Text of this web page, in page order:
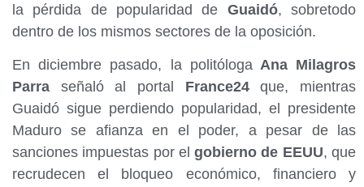
la pérdida de popularidad de Guaidó, sobretodo
dentro de los mismos sectores de la oposición.
En diciembre pasado, la politólogaAna Milagros
Parra señaló al portal France24que, mientras
Guaidó sigue perdiendo popularidad, el presidente
Maduro se afianza en el poder, a pesar de las
sanciones impuestas por elgobierno de EEUU, que
recrudecen el bloqueo económico, financiero y